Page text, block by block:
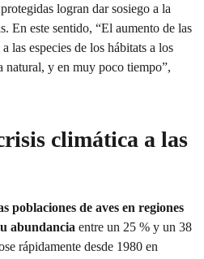
logran dar sosiego a la
En este sentido, “El aumento de las
las especies de los hábitats a los
natural, y en muy poco tiempo”,
climática a las
poblaciones de aves en regiones
abundancia entre un 25 % y un 38
rápidamente desde 1980 en